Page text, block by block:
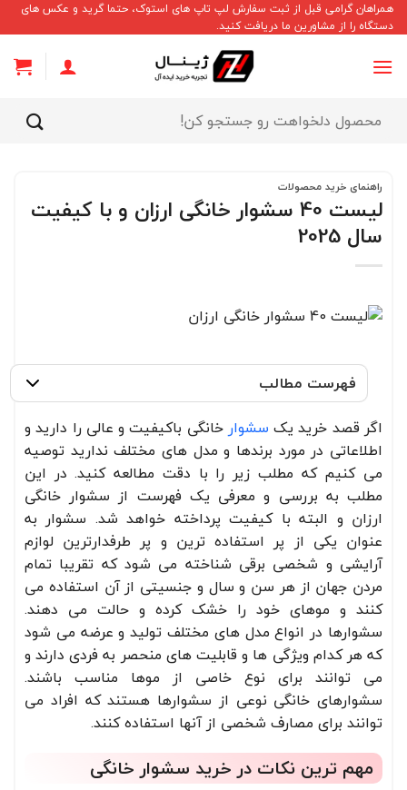
Skip
to
content
همراهان گرامی قبل از ثبت سفارش لپ تاپ های استوک، حتما گرید و عکس های
دستگاه را از مشاورین ما دریافت کنید.
برای:
راهنمای خرید محصولات
لیست 40 سشوار خانگی ارزان و با کیفیت
سال 2025
فهرست مطالب
اگر قصد خرید یک سشوار خانگی باکیفیت و عالی را دارید و
اطلاعاتی در مورد برندها و مدل های مختلف ندارید توصیه
می کنیم که مطلب زیر را با دقت مطالعه کنید. در این
مطلب به بررسی و معرفی یک فهرست از سشوار خانگی
ارزان و البته با کیفیت پرداخته خواهد شد. سشوار به
عنوان یکی از پر استفاده ترین و پر طرفدارترین لوازم
آرایشی و شخصی برقی شناخته می شود که تقریبا تمام
مردن جهان از هر سن و سال و جنسیتی از آن استفاده می
کنند و موهای خود را خشک کرده و حالت می دهند.
سشوارها در انواع مدل های مختلف تولید و عرضه می شود
که هر کدام ویژگی ها و قابلیت های منحصر به فردی دارند و
می توانند برای نوع خاصی از موها مناسب باشند.
سشوارهای خانگی نوعی از سشوارها هستند که افراد می
توانند برای مصارف شخصی از آنها استفاده کنند.
مهم ترین نکات در خرید سشوار خانگی